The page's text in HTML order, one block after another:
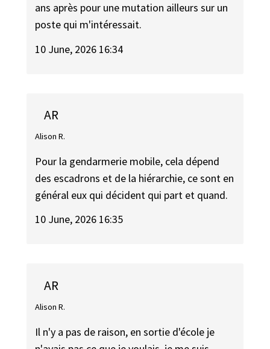
ans après pour une mutation ailleurs sur un
poste qui m'intéressait.
10 June, 2026 16:34
AR
Alison R.
Pour la gendarmerie mobile, cela dépend
des escadrons et de la hiérarchie, ce sont en
général eux qui décident qui part et quand.
10 June, 2026 16:35
AR
Alison R.
Il n'y a pas de raison, en sortie d'école je